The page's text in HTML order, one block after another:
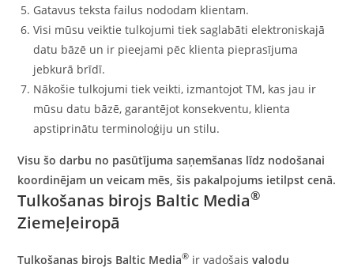
Gatavus teksta failus nododam klientam.
Visi mūsu veiktie tulkojumi tiek saglabāti elektroniskajā
datu bāzē un ir pieejami pēc klienta pieprasījuma
jebkurā brīdī.
Nākošie tulkojumi tiek veikti, izmantojot TM, kas jau ir
mūsu datu bāzē, garantējot konsekventu, klienta
apstiprinātu terminoloģiju un stilu.
Visu šo darbu no pasūtījuma saņemšanas līdz nodošanai
koordinējam un veicam mēs, šis pakalpojums ietilpst cenā.
Tulkošanas birojs Baltic Media®
Ziemeļeiropā
Tulkošanas birojs Baltic Media® ir vadošaisvalodu